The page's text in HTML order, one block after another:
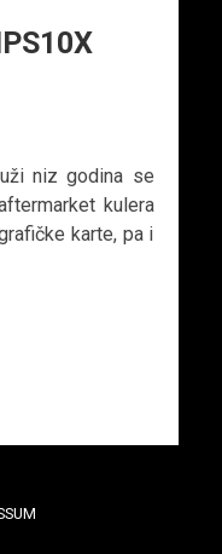
niz godina se
kulera
karte, pa i